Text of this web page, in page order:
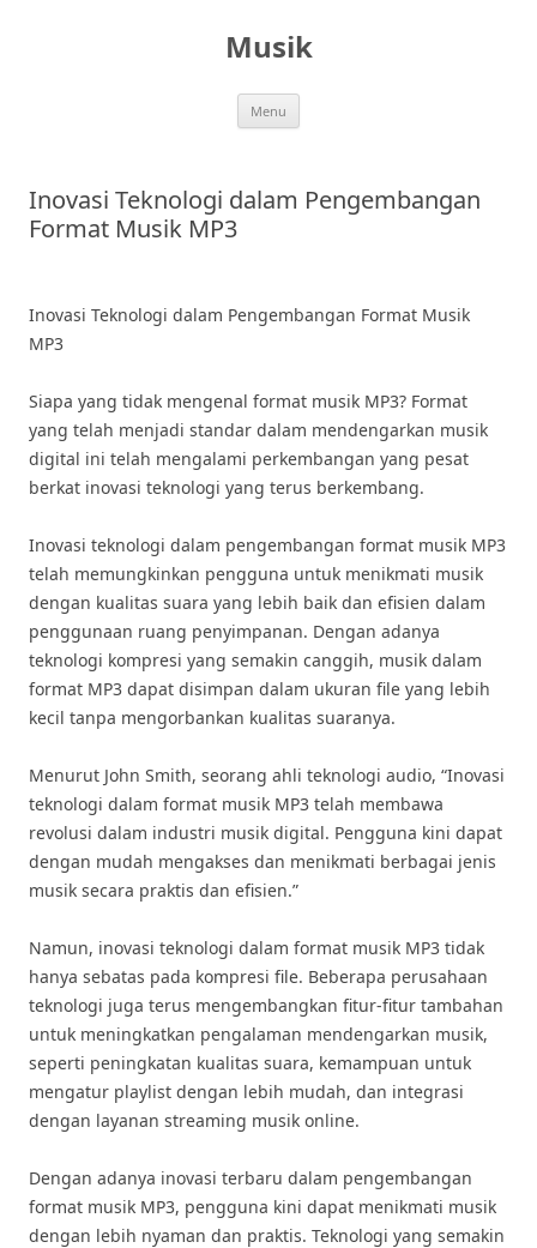
Musik
Menu
Inovasi Teknologi dalam Pengembangan
Format Musik MP3
Inovasi Teknologi dalam Pengembangan Format Musik
MP3
Siapa yang tidak mengenal format musik MP3? Format
yang telah menjadi standar dalam mendengarkan musik
digital ini telah mengalami perkembangan yang pesat
berkat inovasi teknologi yang terus berkembang.
Inovasi teknologi dalam pengembangan format musik MP3
telah memungkinkan pengguna untuk menikmati musik
dengan kualitas suara yang lebih baik dan efisien dalam
penggunaan ruang penyimpanan. Dengan adanya
teknologi kompresi yang semakin canggih, musik dalam
format MP3 dapat disimpan dalam ukuran file yang lebih
kecil tanpa mengorbankan kualitas suaranya.
Menurut John Smith, seorang ahli teknologi audio, “Inovasi
teknologi dalam format musik MP3 telah membawa
revolusi dalam industri musik digital. Pengguna kini dapat
dengan mudah mengakses dan menikmati berbagai jenis
musik secara praktis dan efisien.”
Namun, inovasi teknologi dalam format musik MP3 tidak
hanya sebatas pada kompresi file. Beberapa perusahaan
teknologi juga terus mengembangkan fitur-fitur tambahan
untuk meningkatkan pengalaman mendengarkan musik,
seperti peningkatan kualitas suara, kemampuan untuk
mengatur playlist dengan lebih mudah, dan integrasi
dengan layanan streaming musik online.
Dengan adanya inovasi terbaru dalam pengembangan
format musik MP3, pengguna kini dapat menikmati musik
dengan lebih nyaman dan praktis. Teknologi yang semakin